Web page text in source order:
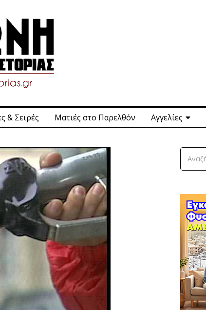
& Σειρές Ματιές στο Παρελθόν Αγγελίες